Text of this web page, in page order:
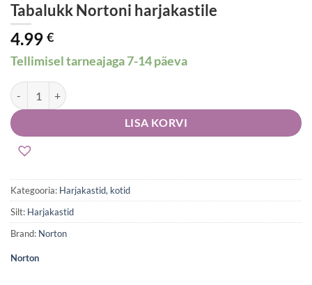
Tabalukk Nortoni harjakastile
4.99 €
Tellimisel tarneajaga 7-14 päeva
Tabalukk Nortoni harjakastile kogus
LISA KORVI
Kategooria: Harjakastid, kotid
Silt: Harjakastid
Brand: Norton
Norton